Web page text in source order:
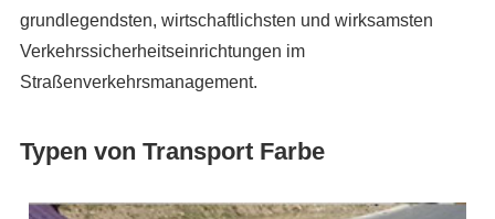
grundlegendsten, wirtschaftlichsten und wirksamsten
Verkehrssicherheitseinrichtungen im
Straßenverkehrsmanagement.
Typen von Transport Farbe